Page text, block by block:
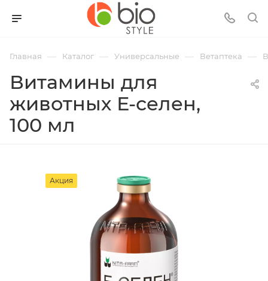
Главная — Каталог — Универсальные — Ветаптека —
Витамины для
животных Е-селен,
100 мл
Акция